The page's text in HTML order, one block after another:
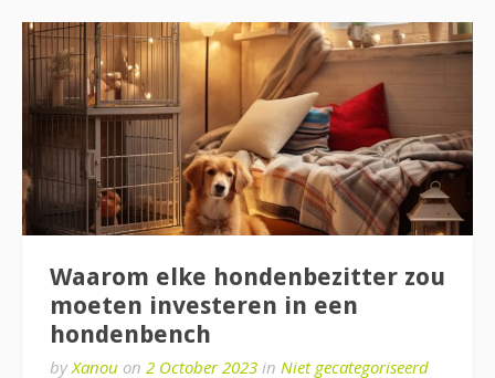
Waarom elke hondenbezitter zou
moeten investeren in een
hondenbench
byXanou on 2 October 2023 in Niet gecategoriseerd